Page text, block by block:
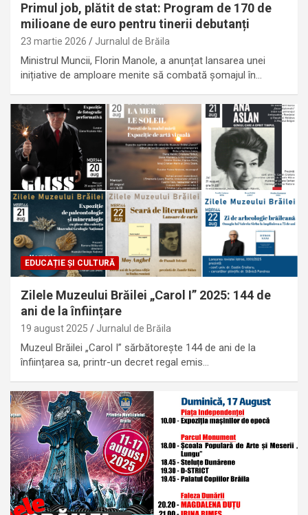
Primul job, plătit de stat: Program de 170 de
milioane de euro pentru tinerii debutanți
23 martie 2026 Jurnalul de Brăila
Ministrul Muncii, Florin Manole, a anunțat lansarea unei
inițiative de amploare menite să combată șomajul în…
EDUCAȚIE ȘI CULTURĂ
Zilele Muzeului Brăilei „Carol I” 2025: 144 de
ani de la înființare
19 august 2025 Jurnalul de Brăila
Muzeul Brăilei „Carol I” sărbătorește 144 de ani de la
înființarea sa, printr-un decret regal emis…